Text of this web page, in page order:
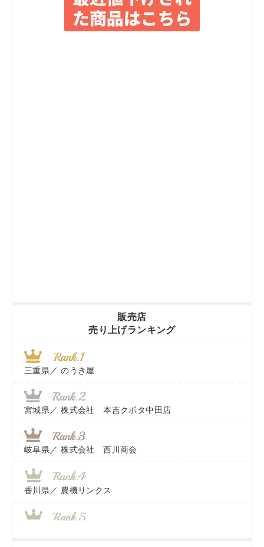
販売店
売り上げランキング
三重県／ のうき屋
宮城県／ 株式会社 本吉クボタ中田店
岐阜県／ 株式会社 西川商会
香川県／ 農機リンクス